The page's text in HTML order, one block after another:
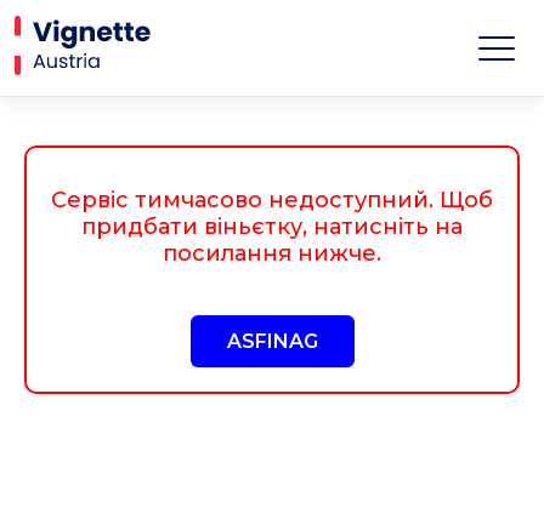
Сервіс тимчасово недоступний. Щоб
придбати віньєтку, натисніть на
посилання нижче.
ASFINAG